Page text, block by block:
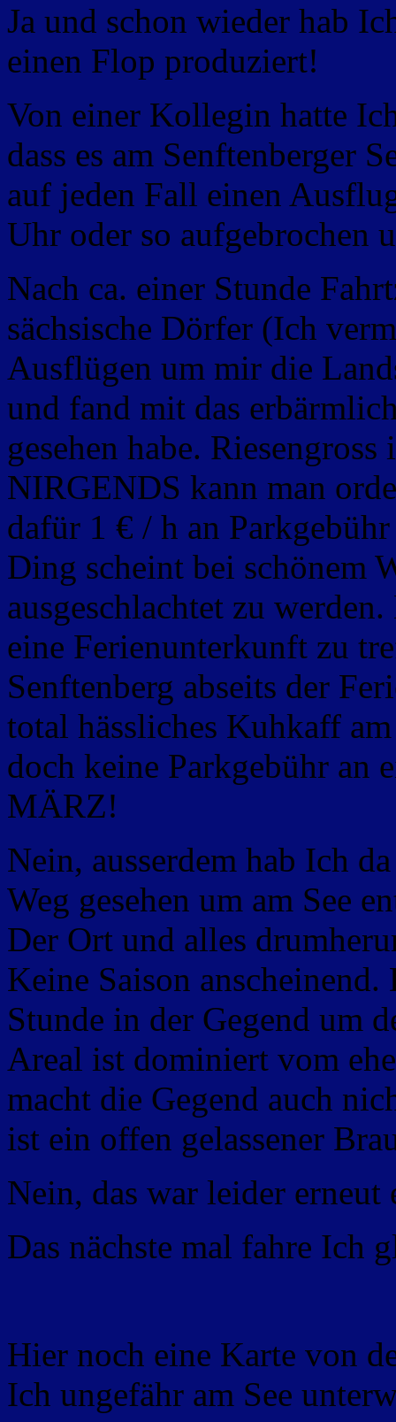
Ja und schon wieder hab
einen Flop produziert!
Von einer Kollegin hatte
dass es am Senftenberger
auf jeden Fall einen
Uhr oder so aufgebrochen
Nach ca. einer Stunde
sächsische Dörfer (Ich
Ausflügen um mir die
und fand mit das
gesehen habe.
NIRGENDS kann man
dafür 1 € / h an
Ding scheint bei schönem
ausgeschlachtet zu
eine Ferienunterkunft zu
Senftenberg abseits der
total hässliches Kuhkaff
doch keine Parkgebühr
MÄRZ!
Nein, ausserdem hab Ich
Weg gesehen um am See
Der Ort und alles
Keine Saison
Stunde in der Gegend um
Areal ist dominiert vom
macht die Gegend auch
ist ein offen gelassener
Nein, das war leider
Das nächste mal fahre
Hier noch eine Karte von
Ich ungefähr am See